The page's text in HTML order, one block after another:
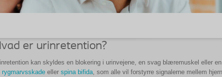
er urinretention?
kan skyldes en blokering i urinvejene, en svag blæremuskel eller
rygmarvsskade eller spina bifida, som alle vil forstyrre signalerne mellem